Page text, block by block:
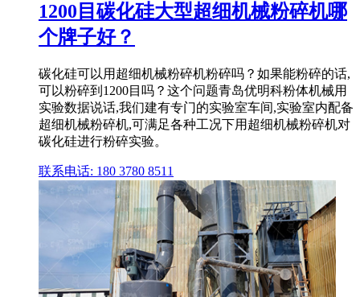
1200目碳化硅大型超细机械粉碎机哪
个牌子好？
碳化硅可以用超细机械粉碎机粉碎吗？如果能粉碎的话,
可以粉碎到1200目吗？这个问题青岛优明科粉体机械用
实验数据说话,我们建有专门的实验室车间,实验室内配备
超细机械粉碎机,可满足各种工况下用超细机械粉碎机对
碳化硅进行粉碎实验。
联系电话: 180 3780 8511